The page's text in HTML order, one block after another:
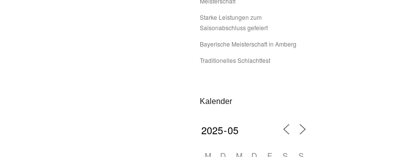
Starke Leistungen zum
Saisonabschluss gefeiert
Bayerische Meisterschaft in Amberg
Traditionelles Schlachtfest
Kalender